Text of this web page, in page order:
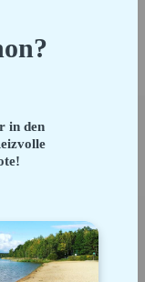
in den